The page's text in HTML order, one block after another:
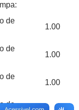
de
1.00
de
1.00
de
1.00
de